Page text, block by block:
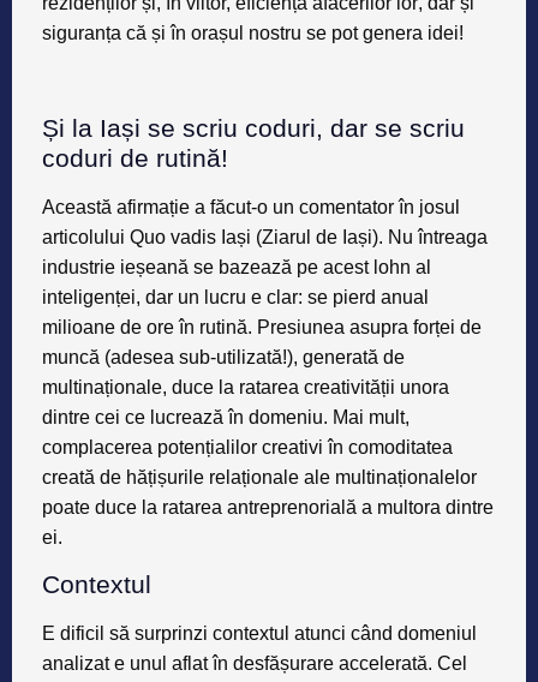
siguranța că și în orașul nostru se pot genera idei!
Și la Iași se scriu coduri, dar se scriu
coduri de rutină!
Această afirmație a făcut-o un comentator în josul
articolului Quo vadis Iași (Ziarul de Iași). Nu întreaga
industrie ieșeană se bazează pe acest lohn al
inteligenței, dar un lucru e clar: se pierd anual
milioane de ore în rutină. Presiunea asupra forței de
muncă (adesea sub-utilizată!), generată de
multinaționale, duce la ratarea creativității unora
dintre cei ce lucrează în domeniu. Mai mult,
complacerea potențialilor creativi în comoditatea
creată de hățișurile relaționale ale multinaționalelor
poate duce la ratarea antreprenorială a multora dintre
ei.
Contextul
E dificil să surprinzi contextul atunci când domeniul
analizat e unul aflat în desfășurare accelerată. Cel